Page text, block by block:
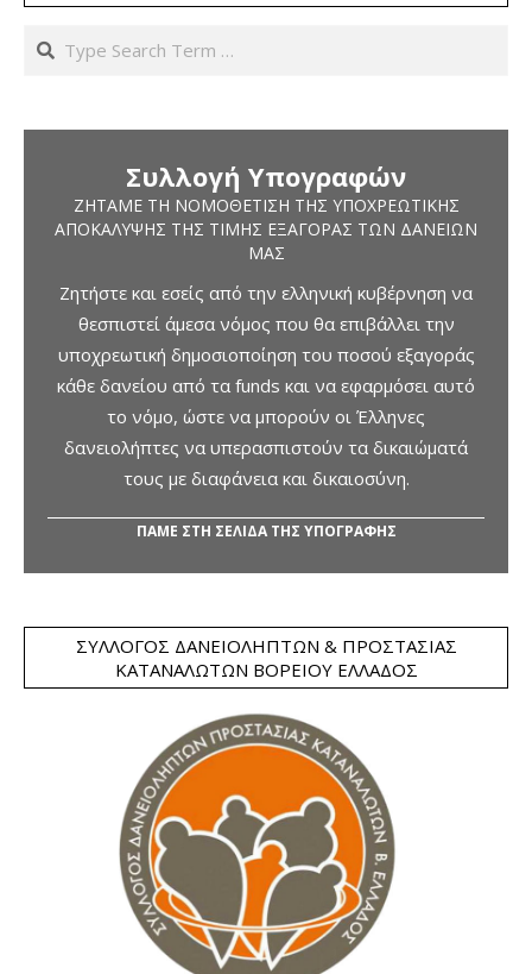
Search
Συλλογή Υπογραφών
ΖΗΤΆΜΕ ΤΗ ΝΟΜΟΘΈΤΙΣΗ ΤΗΣ ΥΠΟΧΡΕΩΤΙΚΉΣ
ΑΠΟΚΆΛΥΨΗΣ ΤΗΣ ΤΙΜΉΣ ΕΞΑΓΟΡΆΣ ΤΩΝ ΔΑΝΕΊΩΝ
ΜΑΣ
Ζητήστε και εσείς από την ελληνική κυβέρνηση να
θεσπιστεί άμεσα νόμος που θα επιβάλλει την
υποχρεωτική δημοσιοποίηση του ποσού εξαγοράς
κάθε δανείου από τα funds και να εφαρμόσει αυτό
το νόμο, ώστε να μπορούν οι Έλληνες
δανειολήπτες να υπερασπιστούν τα δικαιώματά
τους με διαφάνεια και δικαιοσύνη.
ΠΑΜΕ ΣΤΗ ΣΕΛΙΔΑ ΤΗΣ ΥΠΟΓΡΑΦΗΣ
ΣΎΛΛΟΓΟΣ ΔΑΝΕΙΟΛΗΠΤΏΝ & ΠΡΟΣΤΑΣΊΑΣ
ΚΑΤΑΝΑΛΩΤΏΝ ΒΟΡΕΊΟΥ ΕΛΛΆΔΟΣ